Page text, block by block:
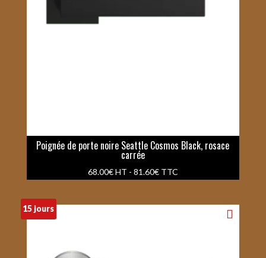
Poignée de porte noire Seattle Cosmos Black, rosace
carrée
68.00€HT - 81.60€TTC
15 jours